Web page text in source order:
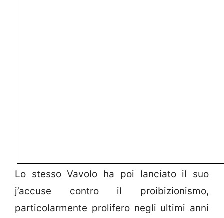
Lo stesso Vavolo ha poi lanciato il suo
j’accuse contro il proibizionismo,
particolarmente prolifero negli ultimi anni